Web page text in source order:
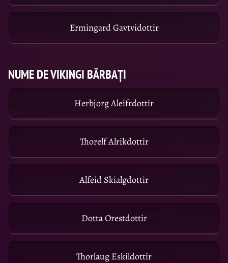
Ermingard Gavtvidottir
NUME DE VIKINGI BĂRBAȚI
Herbjorg Aleifrdottir
Thorelf Alrikdottir
Alfeid Skialgdottir
Dotta Orestdottir
Thorlaug Eskildottir